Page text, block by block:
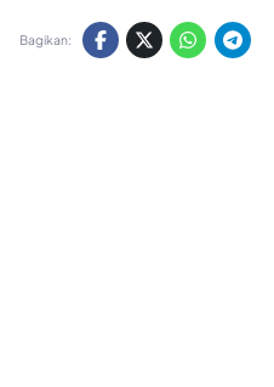
Bagikan: